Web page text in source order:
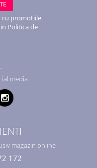
cu promotiile
Politica de
media
magazin online
172